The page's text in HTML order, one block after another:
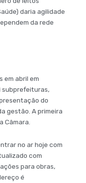
daria agilidade
da rede
em abril em
subprefeituras,
do
gestão. A primeira
Câmara.
no ar hoje com
com
para obras,
é